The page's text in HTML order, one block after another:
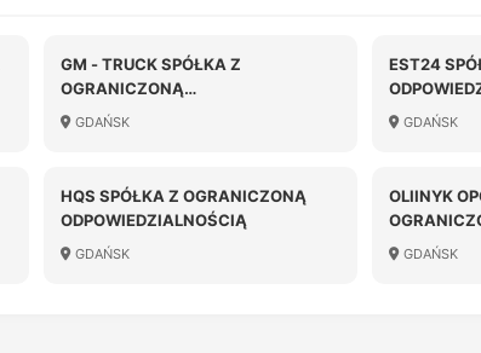
GM - TRUCK SPÓŁKA Z
OGRANICZONĄ
ODPOWIEDZIALNOŚCIĄ SPÓŁKA
GDAŃSK
EST24
GDAŃSK
HQS SPÓŁKA Z OGRANICZONĄ
ODPOWIEDZIALNOŚCIĄ
GDAŃSK
OLIINYK
GDAŃSK